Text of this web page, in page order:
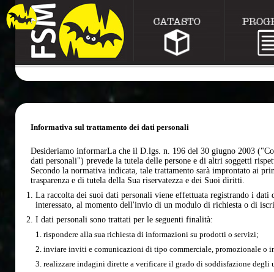
Informativa sul trattamento dei dati personali
Desideriamo informarLa che il D.lgs. n. 196 del 30 giugno 2003
dati personali") prevede la tutela delle persone e di altri soggetti
Secondo la normativa indicata, tale trattamento sarà improntato ai
trasparenza e di tutela della Sua riservatezza e dei Suoi diritti.
La raccolta dei suoi dati personali viene effettuata registrando i
interessato, al momento dell'invio di un modulo di richiesta o di
I dati personali sono trattati per le seguenti finalità:
rispondere alla sua richiesta di informazioni su prodotti o servizi;
inviare inviti e comunicazioni di tipo commerciale, promozionale o
realizzare indagini dirette a verificare il grado di soddisfazione